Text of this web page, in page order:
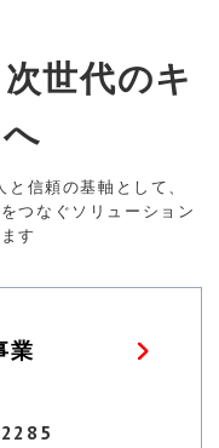
世代のキ
信頼の基軸として、
つなぐソリューション
す
業